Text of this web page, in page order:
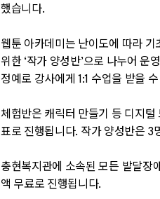
했습니다.
웹툰 아카데미는 난이도에 따라 기
위한 ‘작가 양성반’으로 나누어 운
정예로 강사에게1:1 수업을 받을
체험반은 캐릭터 만들기 등 디지털
표로 진행됩니다. 작가 양성반은 3
충현복지관에 소속된 모든 발달장
액 무료로 진행됩니다.